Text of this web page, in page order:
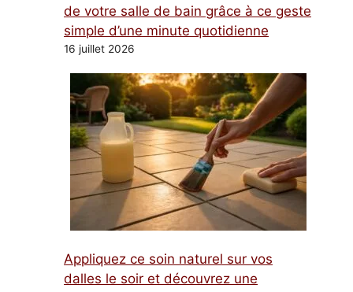
de votre salle de bain grâce à ce geste
simple d’une minute quotidienne
16 juillet 2026
Appliquez ce soin naturel sur vos
dalles le soir et découvrez une